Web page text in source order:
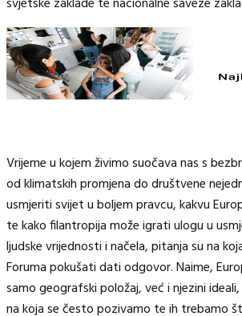
Vrijeme u kojem živimo suočava nas s
od klimatskih promjena do društvene
usmjeriti svijet u boljem pravcu, kakvu
te kako filantropija može igrati ulogu u
ljudske vrijednosti i načela, pitanja su na
Foruma pokušati dati odgovor. Naime,
samo geografski položaj, već i njezini
na koja se često pozivamo te ih trebamo